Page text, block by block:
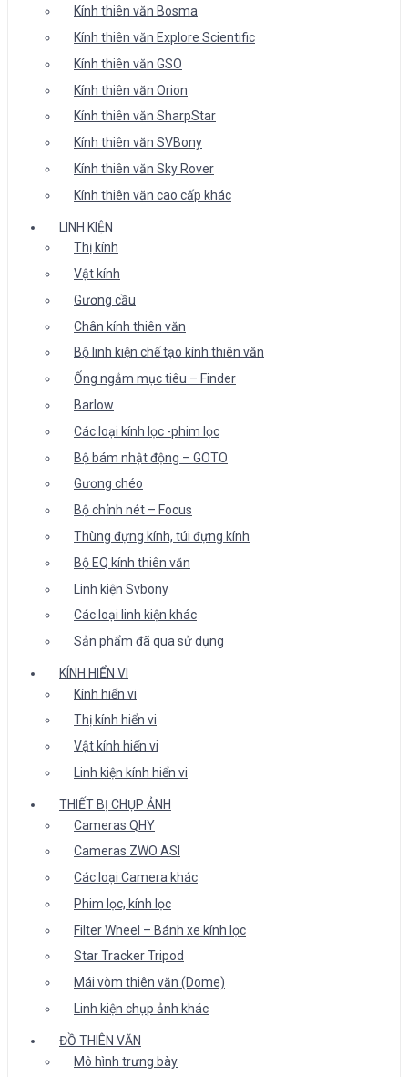
Kính thiên văn Bosma
Kính thiên văn Explore Scientific
Kính thiên văn GSO
Kính thiên văn Orion
Kính thiên văn SharpStar
Kính thiên văn SVBony
Kính thiên văn Sky Rover
Kính thiên văn cao cấp khác
LINH KIỆN
Thị kính
Vật kính
Gương cầu
Chân kính thiên văn
Bộ linh kiện chế tạo kính thiên văn
Ống ngắm mục tiêu – Finder
Barlow
Các loại kính lọc -phim lọc
Bộ bám nhật động – GOTO
Gương chéo
Bộ chỉnh nét – Focus
Thùng đựng kính, túi đựng kính
Bộ EQ kính thiên văn
Linh kiện Svbony
Các loại linh kiện khác
Sản phẩm đã qua sử dụng
KÍNH HIỂN VI
Kính hiển vi
Thị kính hiển vi
Vật kính hiển vi
Linh kiện kính hiển vi
THIẾT BỊ CHỤP ẢNH
Cameras QHY
Cameras ZWO ASI
Các loại Camera khác
Phim lọc, kính lọc
Filter Wheel – Bánh xe kính lọc
Star Tracker Tripod
Mái vòm thiên văn (Dome)
Linh kiện chụp ảnh khác
ĐỒ THIÊN VĂN
Mô hình trưng bày